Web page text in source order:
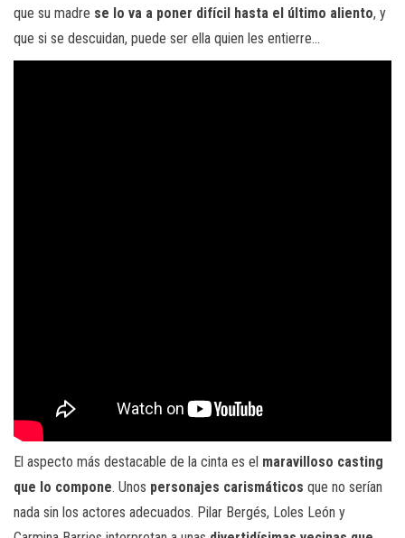
que su madre se lo va a poner difícil hasta el último aliento, y
que si se descuidan, puede ser ella quien les entierre…
El aspecto más destacable de la cinta es el maravilloso casting
que lo compone. Unos personajes carismáticos que no serían
nada sin los actores adecuados. Pilar Bergés, Loles León y